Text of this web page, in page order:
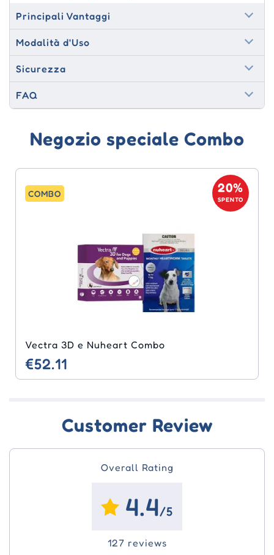
Principali Vantaggi
Modalità d'Uso
Sicurezza
FAQ
Negozio speciale Combo
COMBO 20%
SPENTO
Vectra 3D e Nuheart Combo
€52.11
Customer Review
Overall Rating
4.4/5
127 reviews